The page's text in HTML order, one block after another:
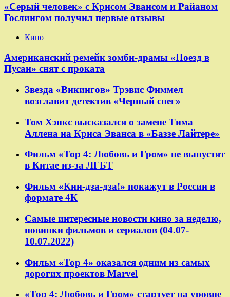
«Серый человек» с Крисом Эвансом и Райаном
Гослингом получил первые отзывы
Кино
Американский ремейк зомби-драмы «Поезд в
Пусан» снят с проката
Звезда «Викингов» Трэвис Фиммел
возглавит детектив «Черный снег»
Том Хэнкс высказался о замене Тима
Аллена на Криса Эванса в «Баззе Лайтере»
Фильм «Тор 4: Любовь и Гром» не выпустят
в Китае из-за ЛГБТ
Фильм «Кин-дза-дза!» покажут в России в
формате 4К
Самые интересные новости кино за неделю,
новинки фильмов и сериалов (04.07-
10.07.2022)
Фильм «Тор 4» оказался одним из самых
дорогих проектов Marvel
«Тор 4: Любовь и Гром» стартует на уровне